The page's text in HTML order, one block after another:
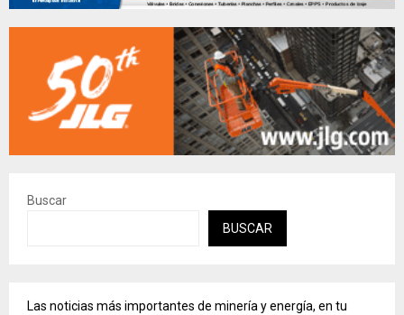
Buscar
BUSCAR
Las noticias más importantes de minería y energía, en tu